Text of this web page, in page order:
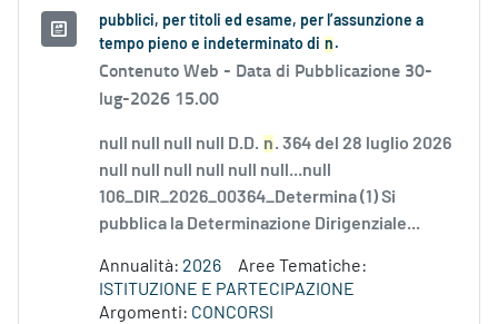
pubblici, per titoli ed esame, per l’assunzione a
tempo pieno e indeterminato di n .
Contenuto Web - Data di Pubblicazione 30-
lug-2026 15.00
null null null null D.D. n. 364 del 28 luglio 2026
null null null null null null...null
106_DIR_2026_00364_Determina (1) Si
pubblica la Determinazione Dirigenziale...
Annualità: 2026
Aree Tematiche:
ISTITUZIONE E PARTECIPAZIONE
Argomenti: CONCORSI